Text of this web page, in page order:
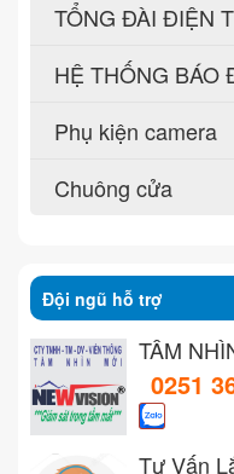
TỔNG ĐÀI ĐIỆN
HỆ THỐNG BÁO
Phụ kiện camera
Chuông cửa
Đội ngũ hỗ trợ
TẦM
0251
Tư Vấn